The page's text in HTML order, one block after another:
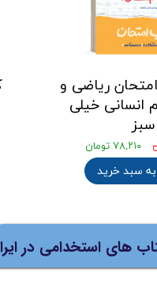
ریاضی و
انسانی خیلی
سبز
۷۸,۲۱۰ تومان
به سبد خرید
های استخدامی در